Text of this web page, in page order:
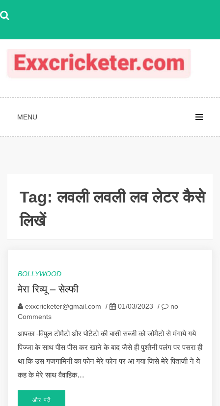
to
MENU
Tag:लवली लवली लव लेटर कैसे
लिखें
BOLLYWOOD
मेरा रिव्यू – सेल्फी
exxcricketer@gmail.com / 01/03/2023 /
no
Comments
आपका -विपुल टोमैटो और पोटैटो की बासी सब्जी को जोमैटो से मंगाये गये
पिज्जा के साथ पीस पीस कर खाने के बाद जैसे ही पुश्तैनी पलंग पर पसरा ही
था कि उस गजगामिनी का फोन मेरे फोन पर आ गया जिसे मेरे पिताजी ने ये
कह के मेरे साथ वैवाहिक…
और पढ़ें